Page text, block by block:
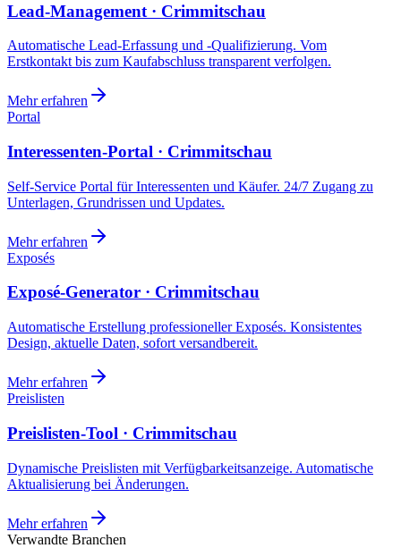
Lead-Management · Crimmitschau
Automatische Lead-Erfassung und -Qualifizierung. Vom
Erstkontakt bis zum Kaufabschluss transparent verfolgen.
Mehr erfahren
Portal
Interessenten-Portal · Crimmitschau
Self-Service Portal für Interessenten und Käufer. 24/7 Zugang zu
Unterlagen, Grundrissen und Updates.
Mehr erfahren
Exposés
Exposé-Generator · Crimmitschau
Automatische Erstellung professioneller Exposés. Konsistentes
Design, aktuelle Daten, sofort versandbereit.
Mehr erfahren
Preislisten
Preislisten-Tool · Crimmitschau
Dynamische Preislisten mit Verfügbarkeitsanzeige. Automatische
Aktualisierung bei Änderungen.
Mehr erfahren
Verwandte Branchen